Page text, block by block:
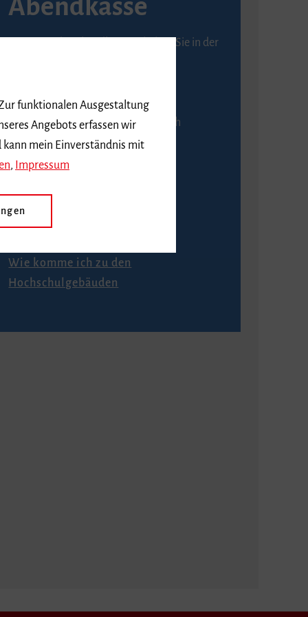
Abendkasse
Karten an der Abendkasse erhalten Sie in der
An der Abendkasse ist ausschließlich
Barzahlung möglich.
Anfahrt
Wie komme ich zu den
Hochschulgebäuden
funktionalen Ausgestaltung
Angebots erfassen wir
kann mein Einverständnis mit
, Impressum